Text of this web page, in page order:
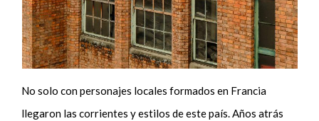
No solo con personajes locales formados en Francia
llegaron las corrientes y estilos de este país. Años atrás